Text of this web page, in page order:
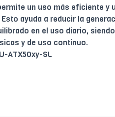
un uso más eficiente y
ayuda a reducir la
en el uso diario,
y de uso continuo.
ATX50xy-SL